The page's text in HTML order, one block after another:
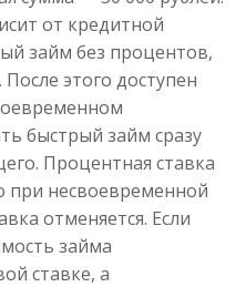
до50 000₽
от 1до 30 дня
от кредитной
займ без процентов,
этого доступен
быстрый займ сразу
Процентная ставка
при несвоевременной
отменяется. Если
займа
ставке, а